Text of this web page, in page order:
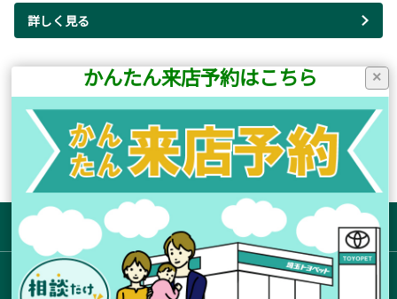
詳しく見る
1ページ(全29ページ中)
前のページ 次のページ
サイトマップ
お店を探す
×
かんたん来店予約はこちら